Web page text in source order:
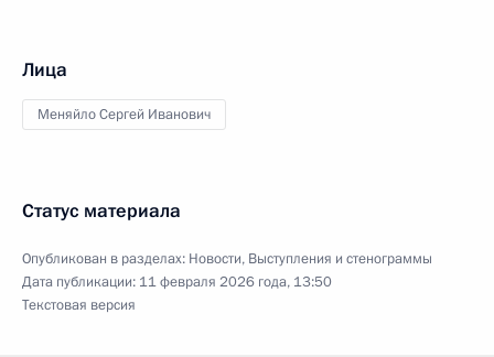
Лица
Меняйло Сергей Иванович
Статус материала
Опубликован в разделах: Новости, Выступления и стенограммы
Дата публикации: 11 февраля 2026 года, 13:50
Текстовая версия